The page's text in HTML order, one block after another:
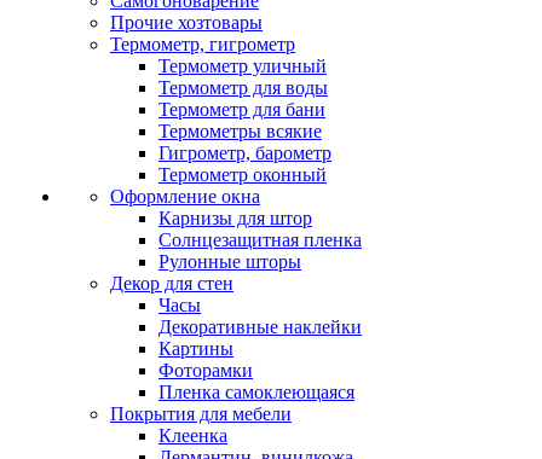
Прочие хозтовары
Термометр, гигрометр
Термометр уличный
Термометр для воды
Термометр для бани
Термометры всякие
Гигрометр, барометр
Термометр оконный
Оформление окна
Карнизы для штор
Солнцезащитная пленка
Рулонные шторы
Декор для стен
Часы
Декоративные наклейки
Картины
Фоторамки
Пленка самоклеющаяся
Покрытия для мебели
Клеенка